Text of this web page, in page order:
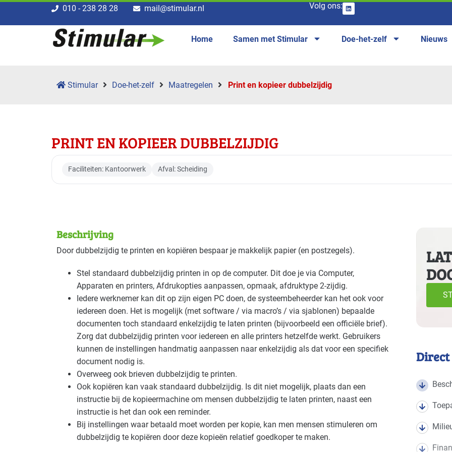
010 - 238 28 28 mail@stimular.nl Volg ons:
Home Samen met Stimular Doe-het-zelf Nieuws
Stimular Doe-het-zelf Maatregelen Print en kopieer dubbelzijdig
PRINT EN KOPIEER DUBBELZIJDIG
Faciliteiten: Kantoorwerk Afval: Scheiding
Deze maatregel is vaak toepasbaar in de volgende branches
Autobranche - autoschadeherstel Basis Autobranche - garage en handel
Bouw - bouw/infra Basis Bouw - gemeentewerven Basis
Bouw - schilders en onderhoud Basis Bouwmaterialen - beton Basis
Cultuur - evenementen Basis Cultuur - musea Basis
Cultuur - podia Basis
Detailhandel - supermarkten Basis Detailhandel - tankstations Basis
Handel en distributie Basis
Industrie - papier en karton(waren) Basis Industrie - rubber en kunststof
Beschrijving
Door dubbelzijdig te printen en kopiëren bespaar je makkelijk papier (en postzegels).
Stel standaard dubbelzijdig printen in op de computer. Dit doe je via Computer,
Apparaten en printers, Afdrukopties aanpassen, opmaak, afdruktype 2-zijdig.
Iedere werknemer kan dit op zijn eigen PC doen, de systeembeheerder kan het ook voor
iedereen doen. Het is mogelijk (met software / via macro’s / via sjablonen) bepaalde
documenten toch standaard enkelzijdig te laten printen (bijvoorbeeld een officiële brief).
Zorg dat dubbelzijdig printen voor iedereen en alle printers hetzelfde werkt. Gebruikers
kunnen de instellingen handmatig aanpassen naar enkelzijdig als dat voor een specifiek
document nodig is.
Overweeg ook brieven dubbelzijdig te printen.
Ook kopiëren kan vaak standaard dubbelzijdig. Is dit niet mogelijk, plaats dan een
instructie bij de kopieermachine om mensen dubbelzijdig te laten printen, naast een
instructie is het dan ook een reminder.
Bij instellingen waar betaald moet worden per kopie, kan men mensen stimuleren om
dubbelzijdig te kopiëren door deze kopieën relatief goedkoper te maken.